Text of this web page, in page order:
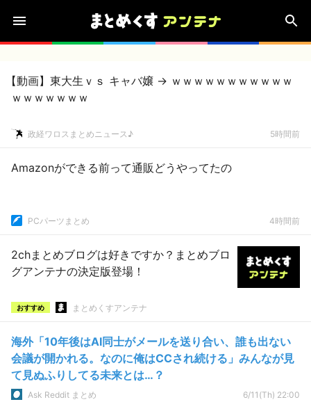
【動画】東大生ｖｓ キャバ嬢 → ｗｗｗｗｗｗｗｗｗｗｗ
ｗｗｗｗｗｗｗ
政経ワロスまとめニュース♪ 5時間前
Amazonができる前って通販どうやってたの
PCパーツまとめ 4時間前
2chまとめブログは好きですか？まとめブロ
グアンテナの決定版登場！
おすすめ まとめくすアンテナ
海外「10年後はAI同士がメールを送り合い、誰も出ない
会議が開かれる。なのに俺はCCされ続ける」みんなが見
て見ぬふりしてる未来とは…？
Ask Reddit まとめ 6/11(Th) 22:00